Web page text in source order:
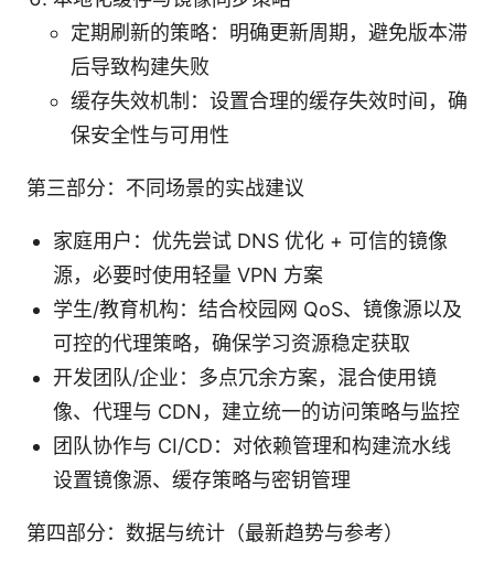
定期刷新的策略：明确更新周期，避免版本滞
后导致构建失败
缓存失效机制：设置合理的缓存失效时间，确
保安全性与可用性
第三部分：不同场景的实战建议
家庭用户：优先尝试 DNS 优化 + 可信的镜像
源，必要时使用轻量 VPN 方案
学生/教育机构：结合校园网 QoS、镜像源以及
可控的代理策略，确保学习资源稳定获取
开发团队/企业：多点冗余方案，混合使用镜
像、代理与 CDN，建立统一的访问策略与监控
团队协作与 CI/CD：对依赖管理和构建流水线
设置镜像源、缓存策略与密钥管理
第四部分：数据与统计（最新趋势与参考）